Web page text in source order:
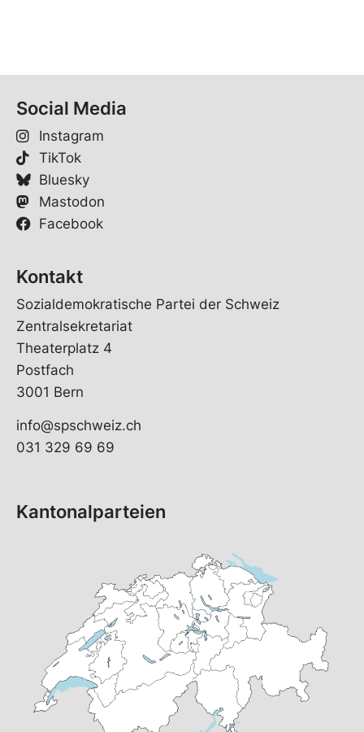
Social Media
Instagram
TikTok
Bluesky
Mastodon
Facebook
Kontakt
Sozialdemokratische Partei der Schweiz
Zentralsekretariat
Theaterplatz 4
Postfach
3001 Bern
info@spschweiz.ch
031 329 69 69
Kantonalparteien